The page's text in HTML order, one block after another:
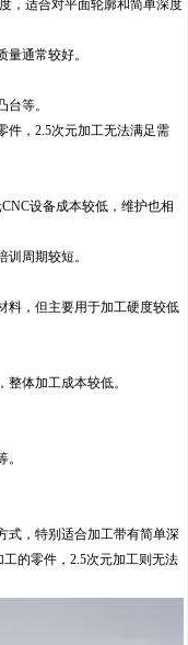
，适合对平面轮廓和简单深度
通常较好。
等。
，2.5次元加工无法满足需
设备成本较低，维护也相
周期较短。
，但主要用于加工硬度较低
体加工成本较低。
式，特别适合加工带有简单深
的零件，2.5次元加工则无法